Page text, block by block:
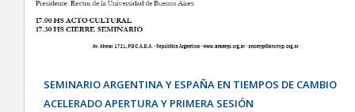
SEMINARIO ARGENTINA Y ESPAÑA EN TIEMPOS DE CAMBIO
ACELERADO APERTURA Y PRIMERA SESIÓN